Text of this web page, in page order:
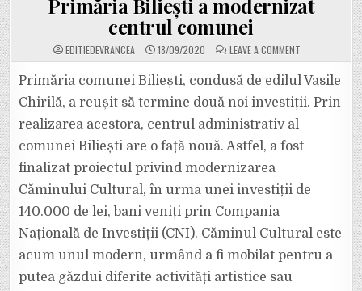
Primăria Biliești a modernizat
centrul comunei
EDITIEDEVRANCEA 18/09/2020 LEAVE A COMMENT
PRIMĂRIA
A
MODERNIZAT
CENTRUL
COMUNEI
Primăria comunei Biliești, condusă de edilul Vasile
Chirilă, a reușit să termine două noi investiții. Prin
realizarea acestora, centrul administrativ al
comunei Biliești are o față nouă. Astfel, a fost
finalizat proiectul privind modernizarea
Căminului Cultural, în urma unei investiții de
140.000 de lei, bani veniți prin Compania
Națională de Investiții (CNI). Căminul Cultural este
acum unul modern, urmând a fi mobilat pentru a
putea găzdui diferite activități artistice sau